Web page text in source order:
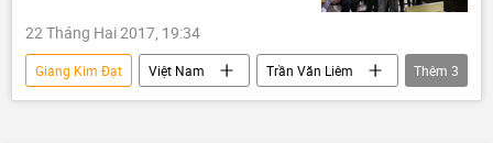
22 Tháng Hai 2017, 19:34
Giang Kim Đạt Việt Nam
Trần Văn Liêm
Trần Văn Khương
Giang Văn Hiển
Thêm 3